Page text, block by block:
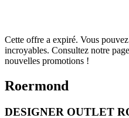
Cette offre a expiré. Vous
incroyables. Consultez notre
nouvelles promotions !
Roermond
DESIGNER OUTLET